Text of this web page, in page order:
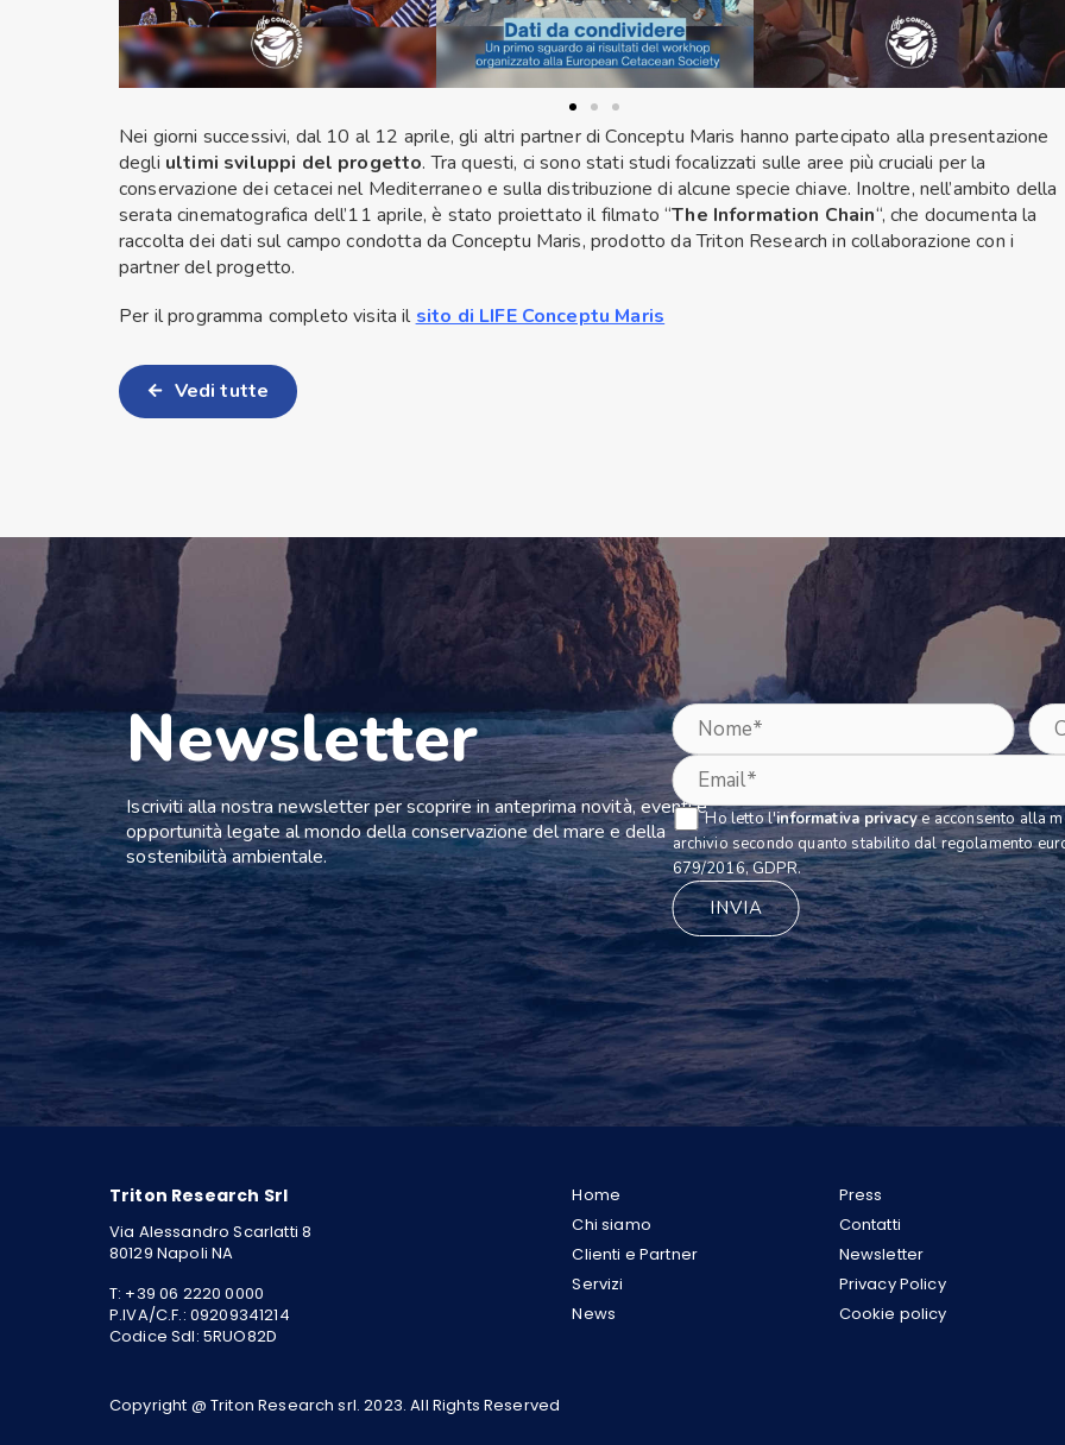
Nei giorni successivi, dal 10 al 12 aprile, gli altri partner di Conceptu Maris hanno partecipato alla presentazione
degli ultimi sviluppi del progetto. Tra questi, ci sono stati studi focalizzati sulle aree più cruciali per la
conservazione dei cetacei nel Mediterraneo e sulla distribuzione di alcune specie chiave. Inoltre, nell’ambito della
serata cinematografica dell’11 aprile, è stato proiettato il filmato “The Information Chain“, che documenta la
raccolta dei dati sul campo condotta da Conceptu Maris, prodotto da Triton Research in collaborazione con i
partner del progetto.
Per il programma completo visita il sito di LIFE Conceptu Maris
Vedi tutte
Newsletter
Iscriviti alla nostra newsletter per scoprire in anteprima novità, eventi e
opportunità legate al mondo della conservazione del mare e della
sostenibilità ambientale.
Ho letto l'informativa privacye acconsento alla
archivio secondo quanto stabilito dal regolamento
679/2016, GDPR.
Triton Research Srl
Via Alessandro Scarlatti 8
80129 Napoli NA
T: +39 06 2220 0000
P.IVA/C.F.: 09209341214
Codice SdI: 5RUO82D
Home
Chi siamo
Clienti e Partner
Servizi
News
Press
Contatti
Newsletter
Privacy Policy
Cookie policy
Copyright @ Triton Research srl. 2023. All Rights Reserved